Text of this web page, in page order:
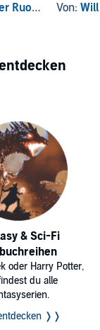
Von:
& Sci-Fi
oder Harry Potter,
du alle
❭❭